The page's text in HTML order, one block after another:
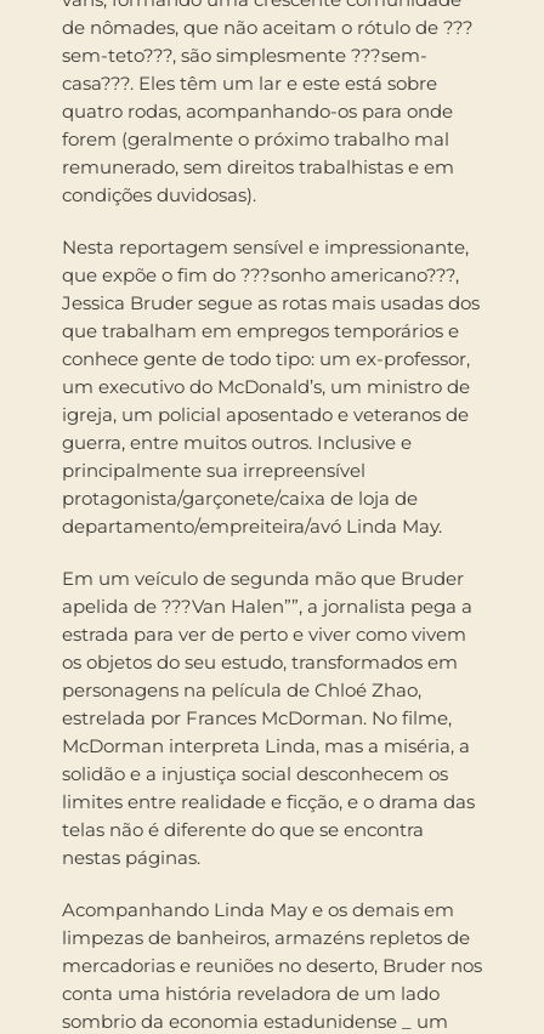
de nômades, que não aceitam o rótulo de ???
sem-teto???, são simplesmente ???sem-
casa???. Eles têm um lar e este está sobre
quatro rodas, acompanhando-os para onde
forem (geralmente o próximo trabalho mal
remunerado, sem direitos trabalhistas e em
condições duvidosas).
Nesta reportagem sensível e impressionante,
que expõe o fim do ???sonho americano???,
Jessica Bruder segue as rotas mais usadas dos
que trabalham em empregos temporários e
conhece gente de todo tipo: um ex-professor,
um executivo do McDonald’s, um ministro de
igreja, um policial aposentado e veteranos de
guerra, entre muitos outros. Inclusive e
principalmente sua irrepreensível
protagonista/garçonete/caixa de loja de
departamento/empreiteira/avó Linda May.
Em um veículo de segunda mão que Bruder
apelida de ???Van Halen””, a jornalista pega a
estrada para ver de perto e viver como vivem
os objetos do seu estudo, transformados em
personagens na película de Chloé Zhao,
estrelada por Frances McDorman. No filme,
McDorman interpreta Linda, mas a miséria, a
solidão e a injustiça social desconhecem os
limites entre realidade e ficção, e o drama das
telas não é diferente do que se encontra
nestas páginas.
Acompanhando Linda May e os demais em
limpezas de banheiros, armazéns repletos de
mercadorias e reuniões no deserto, Bruder nos
conta uma história reveladora de um lado
sombrio da economia estadunidense _ um